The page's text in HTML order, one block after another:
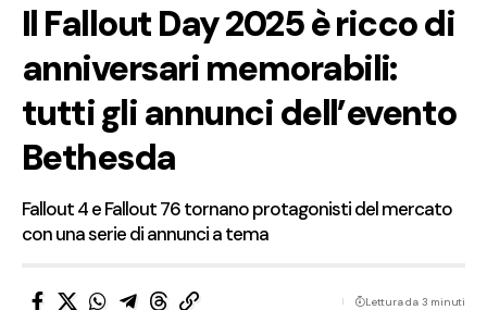
Il Fallout Day 2025 è ricco di
anniversari memorabili:
tutti gli annunci dell’evento
Bethesda
Fallout 4 e Fallout 76 tornano protagonisti del mercato
con una serie di annunci a tema
Lettura da 3 minuti